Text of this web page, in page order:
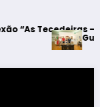
– Uma
Guarda –